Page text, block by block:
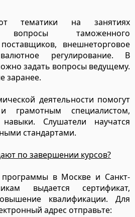
тематики на занятиях
вопросы таможенного
внешнеторговое
регулирование. В
задать вопросы ведущему.
заранее.
деятельности помогут
грамотным специалистом,
Слушатели научатся
стандартами.
по завершении курсов?
в Москве и Санкт-
выдается сертификат,
квалификации. Для
адрес отправьте: